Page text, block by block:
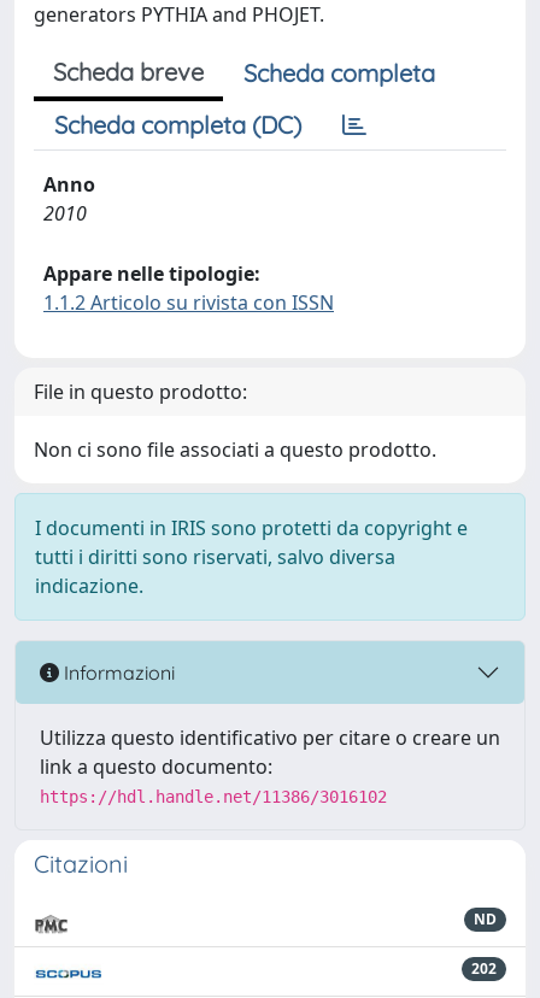
generators PYTHIA and PHOJET.
Scheda breve
Scheda completa
Scheda completa (DC)
Anno
2010
Appare nelle tipologie:
1.1.2 Articolo su rivista con ISSN
File in questo prodotto:
Non ci sono file associati a questo prodotto.
I documenti in IRIS sono protetti da copyright e
tutti i diritti sono riservati, salvo diversa
indicazione.
Informazioni
Utilizza questo identificativo per citare o creare un
link a questo documento:
https://hdl.handle.net/11386/3016102
Citazioni
ND
202